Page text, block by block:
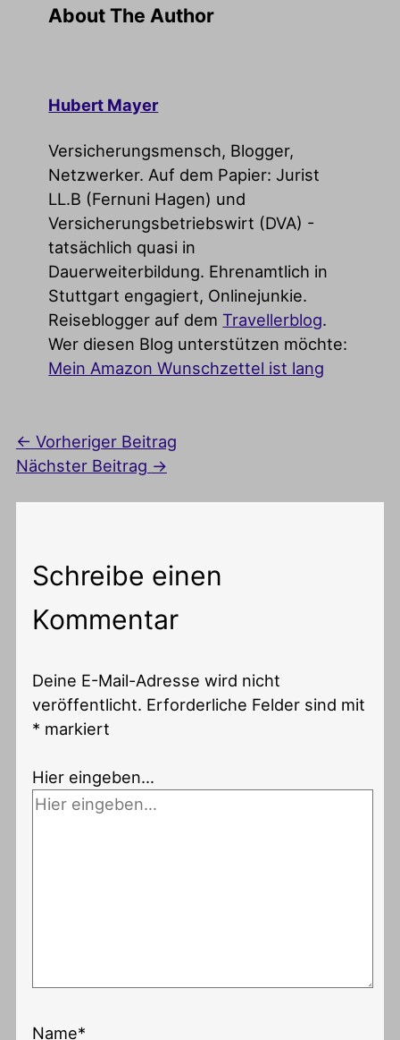
About The Author
Hubert Mayer
Versicherungsmensch, Blogger,
Netzwerker. Auf dem Papier: Jurist
LL.B (Fernuni Hagen) und
Versicherungsbetriebswirt (DVA) -
tatsächlich quasi in
Dauerweiterbildung. Ehrenamtlich in
Stuttgart engagiert, Onlinejunkie.
Reiseblogger auf dem Travellerblog.
Wer diesen Blog unterstützen möchte:
Mein Amazon Wunschzettel ist lang
← Vorheriger Beitrag
Nächster Beitrag →
Schreibe einen
Kommentar
Deine E-Mail-Adresse wird nicht
veröffentlicht. Erforderliche Felder sind mit
* markiert
Hier eingeben…
Name*